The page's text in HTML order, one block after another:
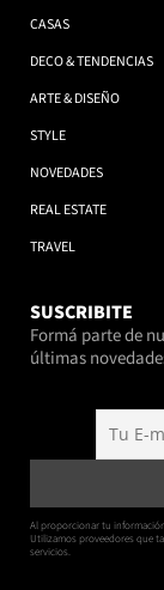
CASAS
DECO & TENDENCIAS
ARTE & DISEÑO
STYLE
NOVEDADES
REAL ESTATE
TRAVEL
SUSCRIBITE
Formá parte de
últimas
Al proporcionar tu
Utilizamos proveedores que
servicios.